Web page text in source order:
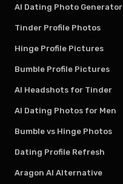
AI Dating Photo Generator
Tinder Profile Photos
Hinge Profile Pictures
Bumble Profile Pictures
AI Headshots for Tinder
AI Dating Photos for Men
Bumble vs Hinge Photos
Dating Profile Refresh
Aragon AI Alternative